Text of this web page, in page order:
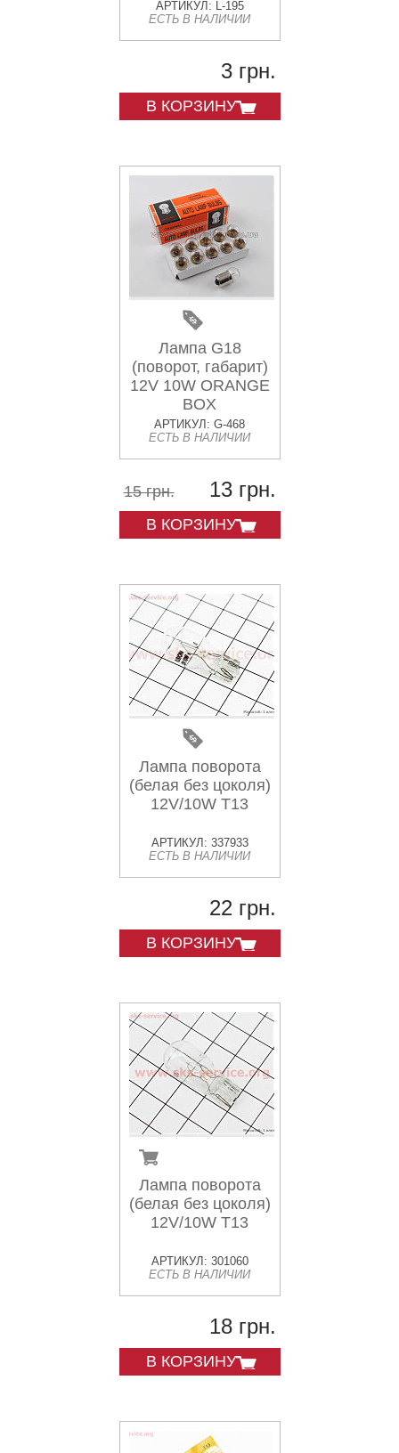
АРТИКУЛ: L-195
ЕСТЬ В НАЛИЧИИ
3 грн.
В КОРЗИНУ
Лампа G18
(поворот, габарит)
12V 10W ORANGE
BOX
АРТИКУЛ: G-468
ЕСТЬ В НАЛИЧИИ
15 грн. 13 грн.
В КОРЗИНУ
Лампа поворота
(белая без цоколя)
12V/10W Т13
АРТИКУЛ: 337933
ЕСТЬ В НАЛИЧИИ
22 грн.
В КОРЗИНУ
Лампа поворота
(белая без цоколя)
12V/10W Т13
АРТИКУЛ: 301060
ЕСТЬ В НАЛИЧИИ
18 грн.
В КОРЗИНУ